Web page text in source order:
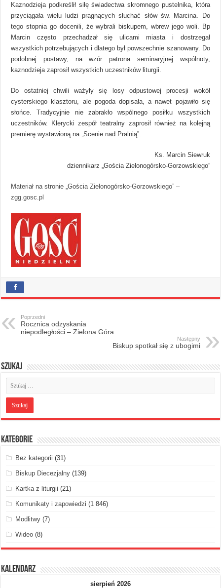
Kaznodzieja podkreślił siłę świadectwa skromnego pustelnika, która
przyciągała wielu ludzi pragnących słuchać słów św. Marcina. Do
tego stopnia go docenili, że wybrali biskupem, wbrew jego woli. Bp
Marcin często przechadzał się ulicami miasta i dostrzegał
wszystkich potrzebujących i dlatego był powszechnie szanowany. Do
podobnej postawy, na wzór patrona seminaryjnej wspólnoty,
kaznodzieja zaprosił wszystkich uczestników liturgii.
Do ostatniej chwili ważyły się losy odpustowej procesji wokół
cysterskiego klasztoru, ale pogoda dopisała, a nawet pojawiło się
słońce. Tradycyjnie nie zabrakło wspólnego posiłku wszystkich
uczestników. Klerycki zespół teatralny zaprosił również na kolejną
premierę wystawioną na „Scenie nad Pralnią”.
Ks. Marcin Siewruk
dziennikarz „Gościa Zielonogórsko-Gorzowskiego”
Materiał na stronie „Gościa Zielonogórsko-Gorzowskiego” –
zgg.gosc.pl
Poprzedni
Rocznica odzyskania
niepodległości – Zielona Góra
Następny
Biskup spotkał się z ubogimi
Szukaj
Kategorie
Bez kategorii (31)
Biskup Diecezjalny (139)
Kartka z liturgii (21)
Komunikaty i zapowiedzi (1 846)
Modlitwy (7)
Wideo (8)
Kalendarz
sierpień 2026